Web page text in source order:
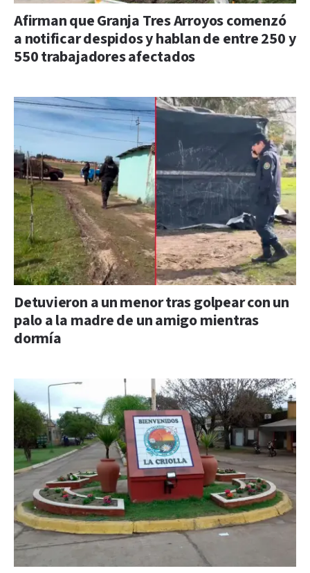
Afirman que Granja Tres Arroyos comenzó
a notificar despidos y hablan de entre 250 y
550 trabajadores afectados
Detuvieron a un menor tras golpear con un
palo a la madre de un amigo mientras
dormía